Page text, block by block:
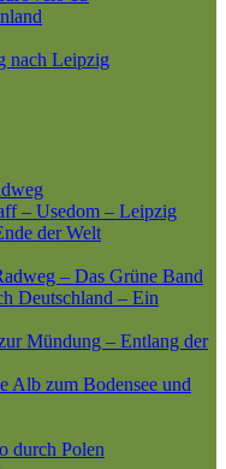
nach Leipzig
– Usedom – Leipzig
der Welt
– Das Grüne Band
Deutschland – Ein
Mündung – Entlang der
Alb zum Bodensee und
durch Polen